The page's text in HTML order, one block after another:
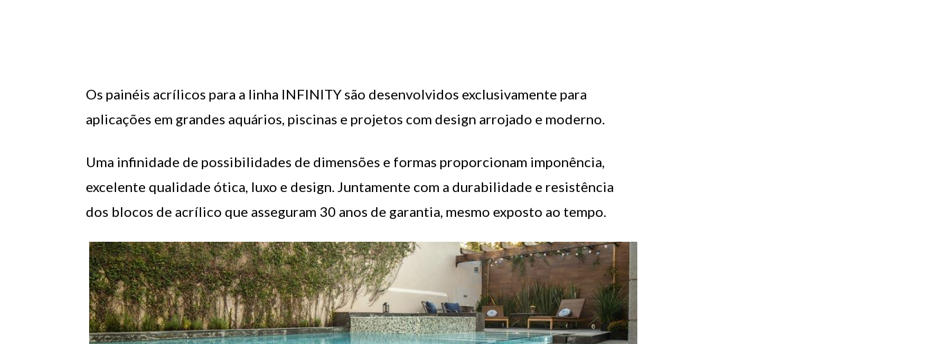
Os painéis acrílicos para a linha INFINITY são desenvolvidos exclusivamente para
aplicações em grandes aquários, piscinas e projetos com design arrojado e moderno.
Uma infinidade de possibilidades de dimensões e formas proporcionam imponência,
excelente qualidade ótica, luxo e design. Juntamente com a durabilidade e resistência
dos blocos de acrílico que asseguram 30 anos de garantia, mesmo exposto ao tempo.